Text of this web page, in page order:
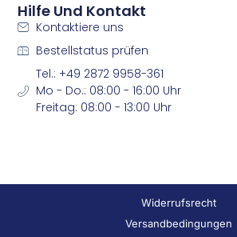
Hilfe Und Kontakt
Kontaktiere uns
Bestellstatus prüfen
Tel.: +49 2872 9958-361
Mo - Do.: 08:00 - 16:00 Uhr
Freitag: 08:00 - 13:00 Uhr
Widerrufsrecht
Versandbedingungen